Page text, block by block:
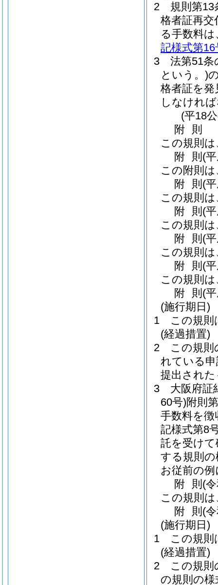
2
規則第
格者証再交
る手数料
記様式第16
3
法第51条
という。)
格者証を
しなけれ
(平18
附 則
この規則
附 則 (
この附則
附 則 (
この規則
附 則 (
この規則
附 則 (
この規則
附 則 (
この規則
附 則 (
(施行期日)
1
この規則
(経過措置)
2
この規則
れている
提出され
3
大阪府証
60号)附則
手数料を
記様式第8
託を受け
する規則
お従前の
附 則 (
この規則
附 則 (
(施行期日)
1
この規則
(経過措置)
2
この規
の規則の様